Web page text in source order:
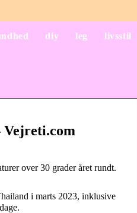
diy leg livsstil
Vejreti.com
over 30 grader året rundt.
i marts 2023, inklusive